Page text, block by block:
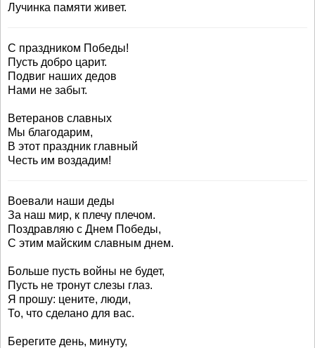
Лучинка памяти живет.
С праздником Победы!
Пусть добро царит.
Подвиг наших дедов
Нами не забыт.
Ветеранов славных
Мы благодарим,
В этот праздник главный
Честь им воздадим!
Воевали наши деды
За наш мир, к плечу плечом.
Поздравляю с Днем Победы,
С этим майским славным днем.
Больше пусть войны не будет,
Пусть не тронут слезы глаз.
Я прошу: цените, люди,
То, что сделано для вас.
Берегите день, минуту,